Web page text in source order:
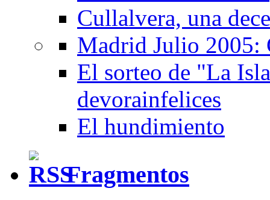
Cullalvera, una
Madrid Julio 2005:
El sorteo de "La
devorainfelices
El hundimiento
Fragmentos